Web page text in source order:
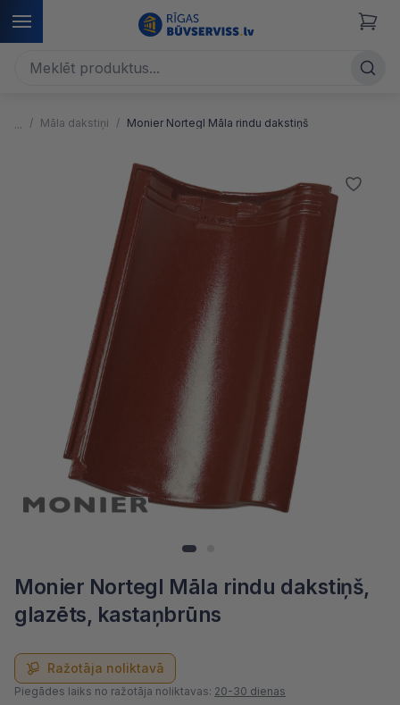
Māla dakstiņi Monier Nortegl Māla rindu dakstiņš
Monier Nortegl Māla rindu dakstiņš,
glazēts, kastaņbrūns
Ražotāja noliktavā
Piegādes laiks no ražotāja noliktavas: 20-30 dienas